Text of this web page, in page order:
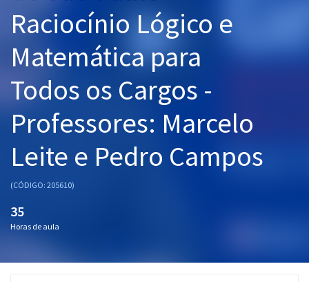
Mentorias
Questões grátis
Aprovados
Raciocínio Lógico e
Matemática para
Todos os Cargos -
Professores: Marcelo
Leite e Pedro Campos
(CÓDIGO: 205610)
35
Horas de aula